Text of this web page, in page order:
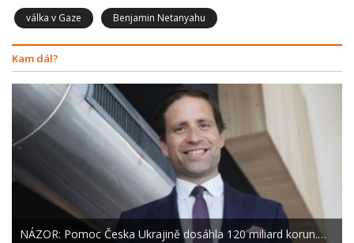
válka v Gaze Benjamin Netanyahu
Kam dál?
NÁZOR: Pomoc Česka Ukrajině dosáhla 120 miliard korun.…